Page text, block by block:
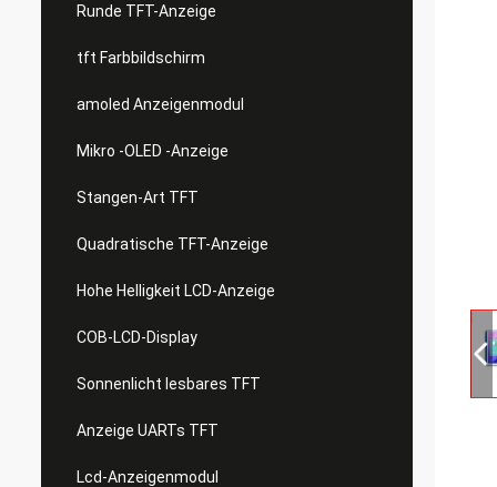
Runde TFT-Anzeige
tft Farbbildschirm
amoled Anzeigenmodul
Mikro -OLED -Anzeige
Stangen-Art TFT
Quadratische TFT-Anzeige
Hohe Helligkeit LCD-Anzeige
COB-LCD-Display
Sonnenlicht lesbares TFT
Anzeige UARTs TFT
Lcd-Anzeigenmodul